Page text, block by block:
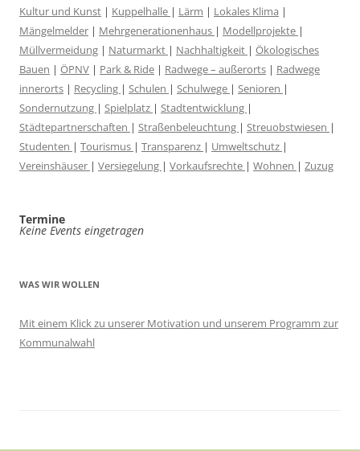
Kultur und Kunst | Kuppelhalle | Lärm | Lokales Klima |
Mängelmelder | Mehrgenerationenhaus | Modellprojekte |
Müllvermeidung | Naturmarkt | Nachhaltigkeit | Ökologisches
Bauen | ÖPNV | Park & Ride | Radwege – außerorts | Radwege
innerorts | Recycling | Schulen | Schulwege | Senioren |
Sondernutzung | Spielplatz | Stadtentwicklung |
Städtepartnerschaften | Straßenbeleuchtung | Streuobstwiesen |
Studenten | Tourismus | Transparenz | Umweltschutz |
Vereinshäuser | Versiegelung | Vorkaufsrechte | Wohnen | Zuzug
Termine
Keine Events eingetragen
WAS WIR WOLLEN
Mit einem Klick zu unserer Motivation und unserem Programm zur
Kommunalwahl